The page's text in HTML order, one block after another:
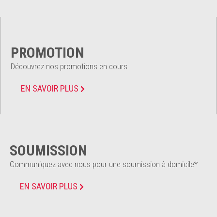
PROMOTION
Découvrez nos promotions en cours
EN SAVOIR PLUS
SOUMISSION
Communiquez avec nous pour une soumission à domicile*
EN SAVOIR PLUS